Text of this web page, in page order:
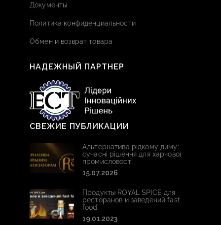
Документы
Политика конфиденциальности
Обмен и возврат товара
НАДЕЖНЫЙ ПАРТНЕР
СВЕЖИЕ ПУБЛИКАЦИИ
Альтернатива рідкому диму:
сучасні рішення для харчової
промисловості
15.07.2026
Продукты ROYAL SPICE для
ресторанов и заведений fast
food
19.01.2023